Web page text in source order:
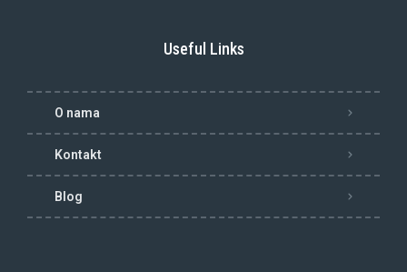
Useful Links
O nama
Kontakt
Blog